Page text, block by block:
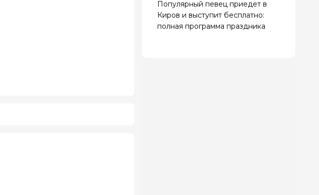
Популярный певец приедет в
Киров и выступит бесплатно:
полная программа праздника